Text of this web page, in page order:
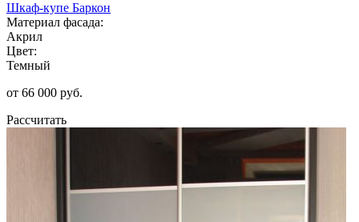
Шкаф-купе Баркон
Материал фасада:
Акрил
Цвет:
Темный
от 66 000 руб.
Рассчитать